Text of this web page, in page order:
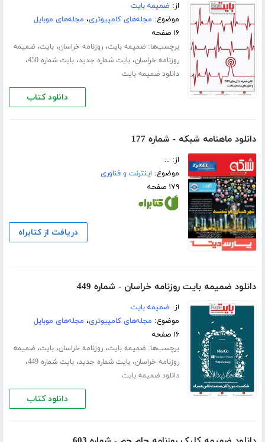
از: ضمیمه بایت
موضوع: مجله‌های کامپیوتری، مجله‌های موبایل
۱۶ صفحه
برچسب‌ها:ضمیمه بایت،روزنامه خراسان،بایت،ضمیمه
روزنامه خراسان،بایت شماره جدید،بایت شماره 450 ،
دانلود ضمیمه بایت
دانلود کتاب
دانلود ماهنامه شبکه - شماره 177
از: ...
موضوع: اینترنت و فناوری
۱۷۹ صفحه
دریافت از کتابراه
دانلود ضمیمه بایت روزنامه خراسان - شماره 449
از: ضمیمه بایت
موضوع: مجله‌های کامپیوتری، مجله‌های موبایل
۱۶ صفحه
برچسب‌ها:ضمیمه بایت،روزنامه خراسان،بایت،ضمیمه
روزنامه خراسان،بایت شماره جدید،بایت شماره 449 ،
دانلود ضمیمه بایت
دانلود کتاب